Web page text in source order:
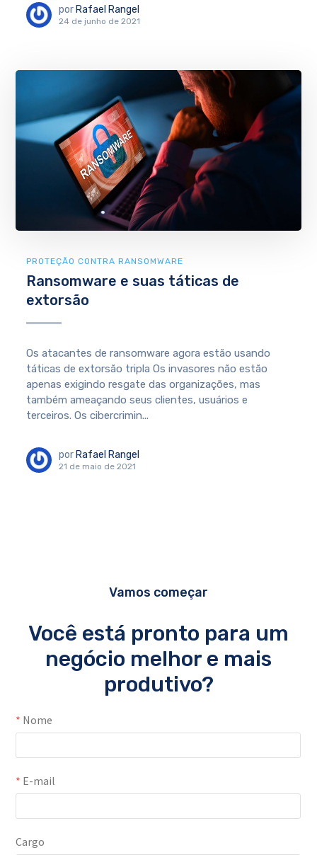
por Rafael Rangel
24 de junho de 2021
PROTEÇÃO CONTRA RANSOMWARE
Ransomware e suas táticas de
extorsão
Os atacantes de ransomware agora estão usando
táticas de extorsão tripla Os invasores não estão
apenas exigindo resgate das organizações, mas
também ameaçando seus clientes, usuários e
terceiros. Os cibercrimin...
por Rafael Rangel
21 de maio de 2021
Vamos começar
Você está pronto para um
negócio melhor e mais
produtivo?